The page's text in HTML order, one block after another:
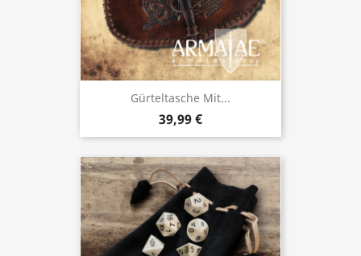
Gürteltasche Mit...
39,99 €